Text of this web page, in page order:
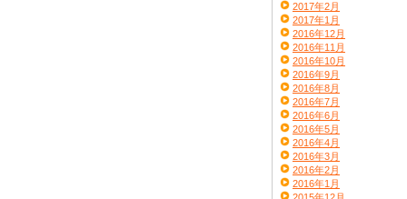
2017年2月
2017年1月
2016年12月
2016年11月
2016年10月
2016年9月
2016年8月
2016年7月
2016年6月
2016年5月
2016年4月
2016年3月
2016年2月
2016年1月